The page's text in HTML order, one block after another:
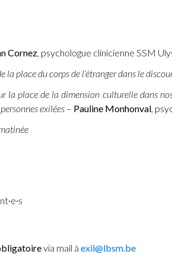
Cornez , psychologue clinicienne SSM
place du corps de l’étranger dans le
la place de la dimension culturelle dans
exilées – Pauline Monhonval ,
via mail à exil@lbsm.be